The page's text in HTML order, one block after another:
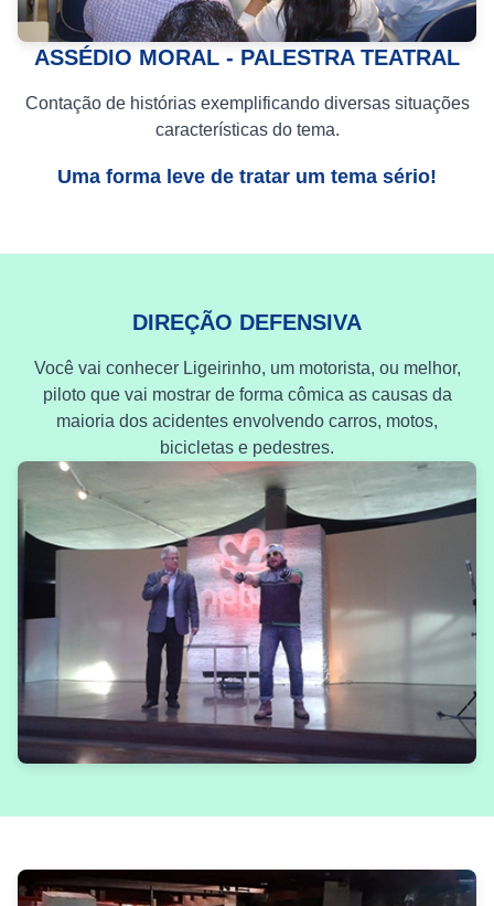
ASSÉDIO MORAL - PALESTRA TEATRAL
Contação de histórias exemplificando diversas situações
características do tema.
Uma forma leve de tratar um tema sério!
DIREÇÃO DEFENSIVA
Você vai conhecer Ligeirinho, um motorista, ou melhor,
piloto que vai mostrar de forma cômica as causas da
maioria dos acidentes envolvendo carros, motos,
bicicletas e pedestres.